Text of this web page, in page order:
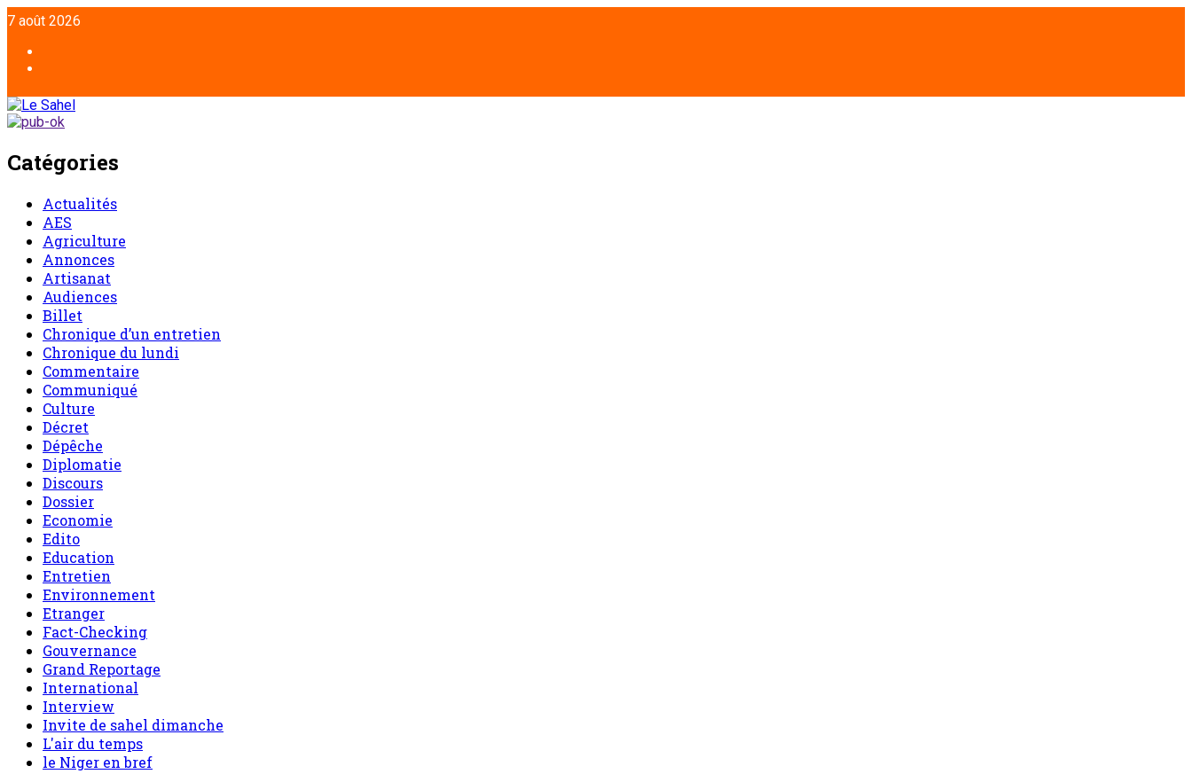
Aller
au
contenu
7 août 2026
Catégories
Actualités
AES
Agriculture
Annonces
Artisanat
Audiences
Billet
Chronique d’un entretien
Chronique du lundi
Commentaire
Communiqué
Culture
Décret
Dépêche
Diplomatie
Discours
Dossier
Economie
Edito
Education
Entretien
Environnement
Etranger
Fact-Checking
Gouvernance
Grand Reportage
International
Interview
Invite de sahel dimanche
L'air du temps
le Niger en bref